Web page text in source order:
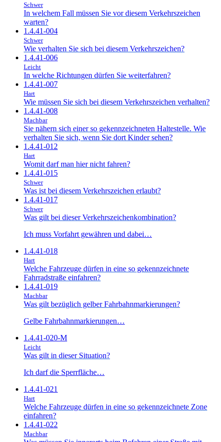
Schwer
In welchem Fall müssen Sie vor diesem Verkehrszeichen
warten?
1.4.41-004
Schwer
Wie verhalten Sie sich bei diesem Verkehrszeichen?
1.4.41-006
Leicht
In welche Richtungen dürfen Sie weiterfahren?
1.4.41-007
Hart
Wie müssen Sie sich bei diesem Verkehrszeichen verhalten?
1.4.41-008
Machbar
Sie nähern sich einer so gekennzeichneten Haltestelle. Wie
verhalten Sie sich, wenn Sie dort Kinder sehen?
1.4.41-012
Hart
Womit darf man hier nicht fahren?
1.4.41-015
Schwer
Was ist bei diesem Verkehrszeichen erlaubt?
1.4.41-017
Schwer
Was gilt bei dieser Verkehrszeichenkombination?
Ich muss Vorfahrt gewähren und dabei…
1.4.41-018
Hart
Welche Fahrzeuge dürfen in eine so gekennzeichnete
Fahrradstraße einfahren?
1.4.41-019
Machbar
Was gilt bezüglich gelber Fahrbahnmarkierungen?
Gelbe Fahrbahnmarkierungen…
1.4.41-020-M
Leicht
Was gilt in dieser Situation?
Ich darf die Sperrfläche…
1.4.41-021
Hart
Welche Fahrzeuge dürfen in eine so gekennzeichnete Zone
einfahren?
1.4.41-022
Machbar